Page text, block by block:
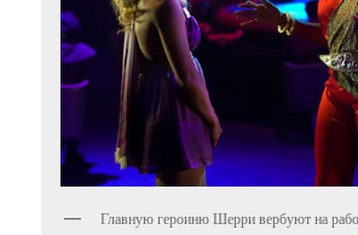
Главную героиню Шерри вербуют на